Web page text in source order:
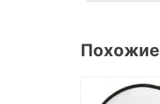
Похожие